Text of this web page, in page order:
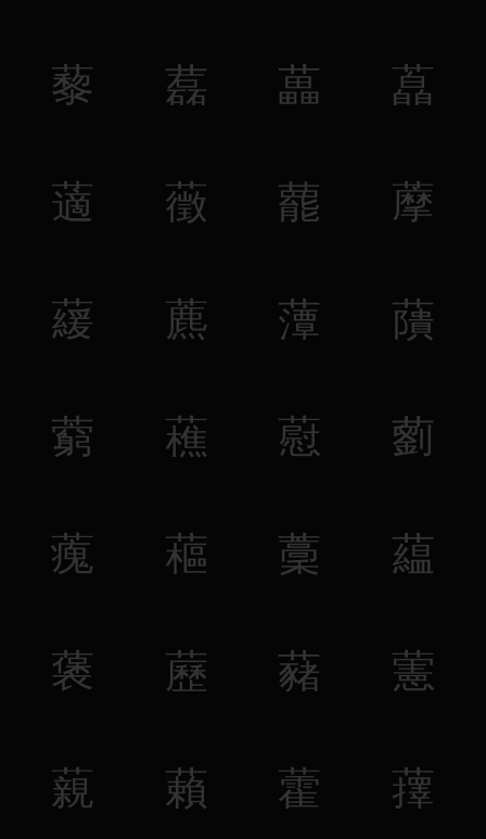
藜 藞 藟 藠
藡 藢 藣 藦
藧 藨 藫 藬
藭 藮 藯 藰
藱 藲 藳 藴
藵 藶 藸 藼
藽 藾 藿 蘀